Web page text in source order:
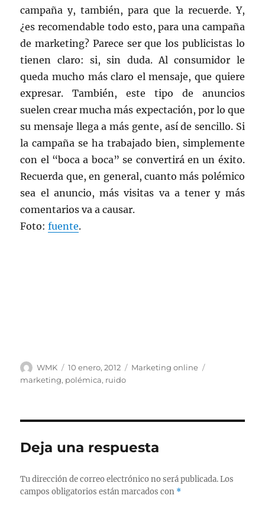
campaña y, también, para que la recuerde. Y,
¿es recomendable todo esto, para una campaña
de marketing? Parece ser que los publicistas lo
tienen claro: si, sin duda. Al consumidor le
queda mucho más claro el mensaje, que quiere
expresar. También, este tipo de anuncios
suelen crear mucha más expectación, por lo que
su mensaje llega a más gente, así de sencillo. Si
la campaña se ha trabajado bien, simplemente
con el “boca a boca” se convertirá en un éxito.
Recuerda que, en general, cuanto más polémico
sea el anuncio, más visitas va a tener y más
comentarios va a causar.
Foto:fuente.
Autor
WMK
Publicado
el
10 enero, 2012 Categorías
Marketing online
marketing, polémica, ruido
Deja una respuesta
Tu dirección de correo electrónico no será publicada. Los
campos obligatorios están marcados con *